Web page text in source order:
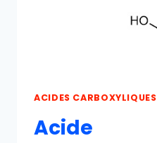
ACIDES CARBOXYLIQUES
Acide